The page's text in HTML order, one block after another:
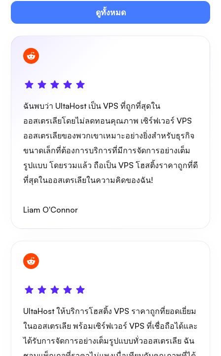
ไวร์การ์ด
เอกซเรย์
เพลย์ทูป
ดูทั้งหมด
ฉันพบว่า UltaHost เป็น VPS ที่ถูกที่สุดใน
ออสเตรเลียโดยไม่ลดทอนคุณภาพ เซิร์ฟเวอร์ VPS
ออสเตรเลียของพวกเขาเหมาะอย่างยิ่งสำหรับธุรกิจ
ขนาดเล็กที่ต้องการบริการที่มีการจัดการอย่างเต็ม
รูปแบบ โดยรวมแล้ว ถือเป็น VPS โฮสติ้งราคาถูกที่ดี
ที่สุดในออสเตรเลียในความคิดของฉัน!
Liam O'Connor
UltaHost ให้บริการโฮสติ้ง VPS ราคาถูกที่ยอดเยี่ยม
ในออสเตรเลีย พร้อมเซิร์ฟเวอร์ VPS ที่เชื่อถือได้และ
ได้รับการจัดการอย่างเต็มรูปแบบทั่วออสเตรเลีย ฉัน